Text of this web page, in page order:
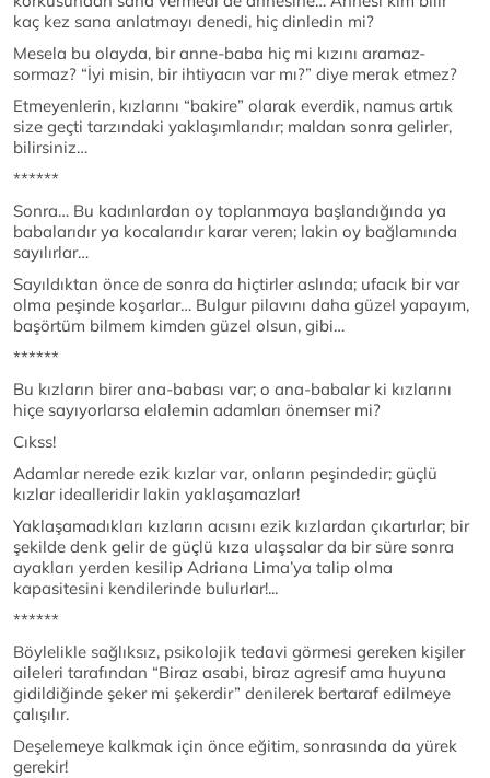
kaç kez sana anlatmayı denedi, hiç dinledin mi?
Mesela bu olayda, bir anne-baba hiç mi kızını aramaz-
sormaz? “İyi misin, bir ihtiyacın var mı?” diye merak etmez?
Etmeyenlerin, kızlarını “bakire” olarak everdik, namus artık
size geçti tarzındaki yaklaşımlarıdır; maldan sonra gelirler,
bilirsiniz…
******
Sonra… Bu kadınlardan oy toplanmaya başlandığında ya
babalarıdır ya kocalarıdır karar veren; lakin oy bağlamında
sayılırlar…
Sayıldıktan önce de sonra da hiçtirler aslında; ufacık bir var
olma peşinde koşarlar… Bulgur pilavını daha güzel yapayım,
başörtüm bilmem kimden güzel olsun, gibi…
******
Bu kızların birer ana-babası var; o ana-babalar ki kızlarını
hiçe sayıyorlarsa elalemin adamları önemser mi?
Cıkss!
Adamlar nerede ezik kızlar var, onların peşindedir; güçlü
kızlar idealleridir lakin yaklaşamazlar!
Yaklaşamadıkları kızların acısını ezik kızlardan çıkartırlar; bir
şekilde denk gelir de güçlü kıza ulaşsalar da bir süre sonra
ayakları yerden kesilip Adriana Lima’ya talip olma
kapasitesini kendilerinde bulurlar!...
******
Böylelikle sağlıksız, psikolojik tedavi görmesi gereken kişiler
aileleri tarafından “Biraz asabi, biraz agresif ama huyuna
gidildiğinde şeker mi şekerdir” denilerek bertaraf edilmeye
çalışılır.
Deşelemeye kalkmak için önce eğitim, sonrasında da yürek
gerekir!